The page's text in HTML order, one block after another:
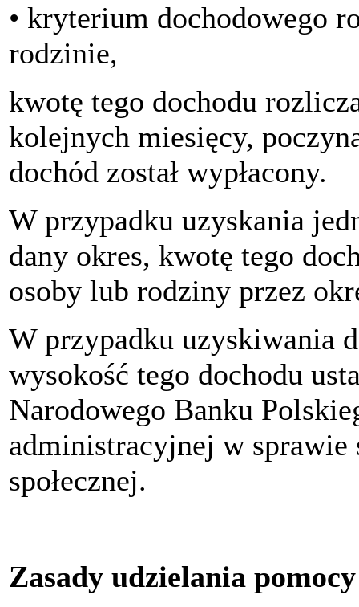
• kryterium dochodowego
rodzinie,
kwotę tego dochodu
kolejnych miesięcy,
dochód został wypłacony.
W przypadku uzyskania
dany okres, kwotę tego
osoby lub rodziny przez
W przypadku uzyskiwania
wysokość tego dochodu
Narodowego Banku
administracyjnej w sprawie
społecznej.
Zasady udzielania pomocy